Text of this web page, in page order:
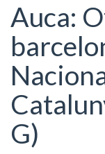
Auca:
G)